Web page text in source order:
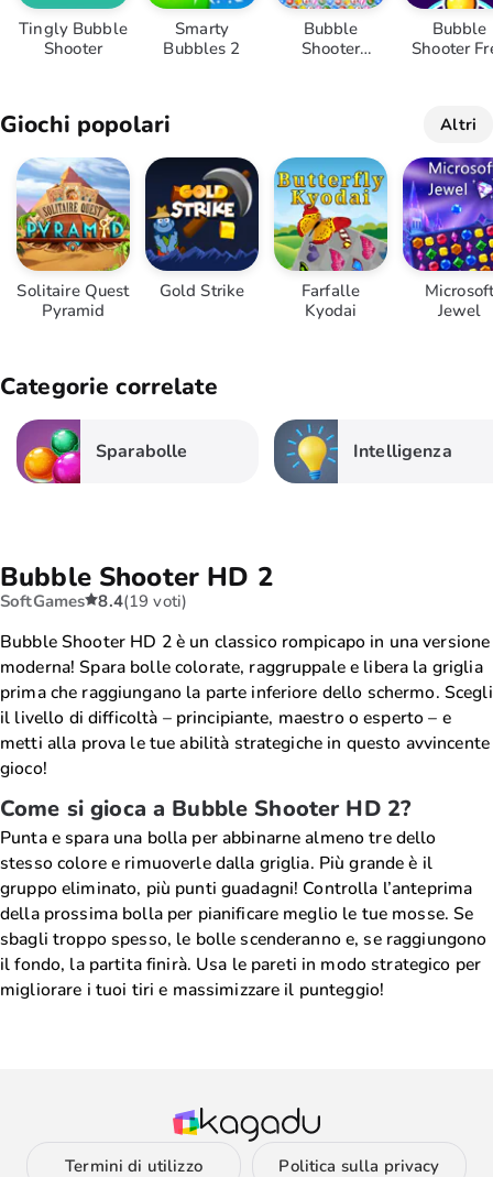
Tingly Bubble
Shooter
Smarty
Bubbles 2
Bubble
Shooter
Bubble
Shooter
Giochi popolari Altri
Solitaire Quest
Pyramid
Gold Strike
Farfalle
Kyodai
Jewel
Categorie correlate
Sparabolle Intelligenza
Bubble Shooter HD 2
SoftGames 8.4(19 voti)
Bubble Shooter HD 2 è un classico rompicapo in una versione
moderna! Spara bolle colorate, raggruppale e libera la griglia
prima che raggiungano la parte inferiore dello schermo. Scegli
il livello di difficoltà – principiante, maestro o esperto – e
metti alla prova le tue abilità strategiche in questo avvincente
gioco!
Come si gioca a Bubble Shooter HD 2?
Punta e spara una bolla per abbinarne almeno tre dello
stesso colore e rimuoverle dalla griglia. Più grande è il
gruppo eliminato, più punti guadagni! Controlla l’anteprima
della prossima bolla per pianificare meglio le tue mosse. Se
sbagli troppo spesso, le bolle scenderanno e, se raggiungono
il fondo, la partita finirà. Usa le pareti in modo strategico per
migliorare i tuoi tiri e massimizzare il punteggio!
Termini di utilizzo Politica sulla privacy